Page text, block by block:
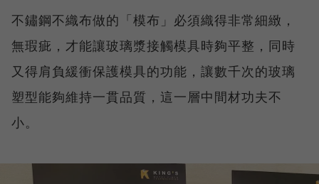
不鏽鋼不織布做的「模布」必須織得非常細緻，
無瑕疵，才能讓玻璃漿接觸模具時夠平整，同時
又得肩負緩衝保護模具的功能，讓數千次的玻璃
塑型能夠維持一貫品質，這一層中間材功夫不
小。